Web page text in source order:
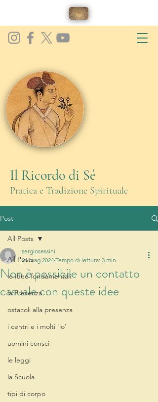
Il Ricordo di Sé
Pratica e Tradizione Spirituale
Post
All Posts
le idee fondamentali
la Presenza
ostacoli alla presenza
i centri e i molti 'io'
uomini consci
le leggi
la Scuola
tipi di corpo
All Posts
Non è possibile un contatto
casuale con queste idee
sergiosessini
21 mag 2024 Tempo di lettura: 3 min